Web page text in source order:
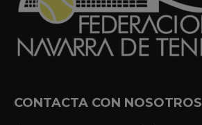
CONTACTA CON NOSOTROS